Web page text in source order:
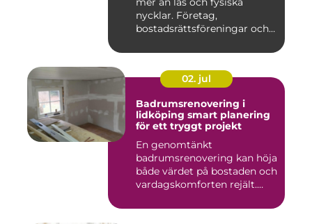
nycklar. Företag,
bostadsrättsföreningar och
02. jul
Badrumsrenovering i
lidköping smart planering
för ett tryggt projekt
En genomtänkt
badrumsrenovering kan höja
både värdet på bostaden och
vardagskomforten rejält.